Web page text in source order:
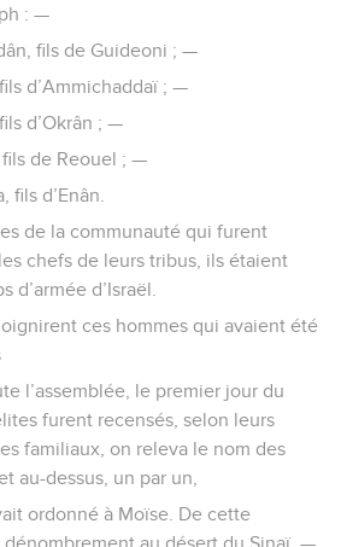
: —
fils de Guideoni ; —
d’Ammichaddaï ; —
d’Okrân ; —
fils de Reouel ; —
fils d’Enân.
de la communauté qui furent
chefs de leurs tribus, ils étaient
d’armée d’Israël.
ces hommes qui avaient été
l’assemblée, le premier jour du
furent recensés, selon leurs
familiaux, on releva le nom des
au-dessus, un par un,
ordonné à Moïse. De cette
au désert du Sinaï. —